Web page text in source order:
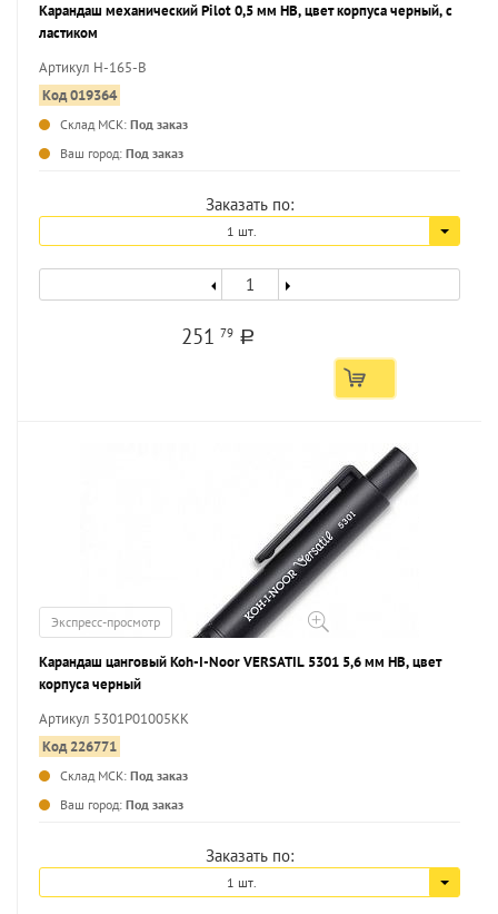
Карандаш механический Pilot 0,5 мм НВ, цвет корпуса черный, с
ластиком
Артикул H-165-B
Код 019364
Склад МСК: Под заказ
Ваш город: Под заказ
Заказать по:
1 шт.
25179 a
Экспресс-просмотр
Карандаш цанговый Koh-I-Noor VERSATIL 5301 5,6 мм НВ, цвет
корпуса черный
Артикул 5301P01005KK
Код 226771
Склад МСК: Под заказ
Ваш город: Под заказ
Заказать по:
1 шт.